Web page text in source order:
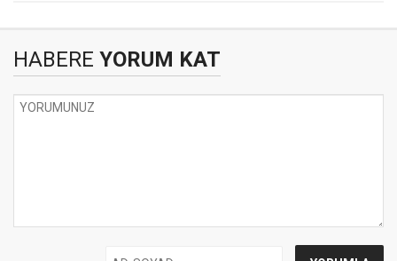
HABERE YORUM KAT